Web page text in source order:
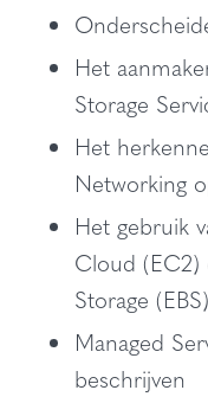
Het
Storage
Het
Networking
Het gebruik
Cloud (EC2)
Storage (EBS)
Managed
beschrijven